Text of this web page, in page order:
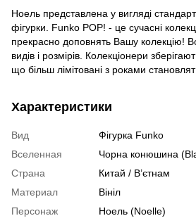
Ноель представлена у вигляді
фігурки. Funko POP! - це сучасні
прекрасно доповнять Вашу колекцію!
видів і розмірів. Колекціонери
що більш лімітовані з роками
Характеристики
Вид
Фігурка Funko
Вселенная
Чорна конюшина
Страна
Китай / В’єтнам
Материал
Вініл
Персонаж
Ноель (Noelle)